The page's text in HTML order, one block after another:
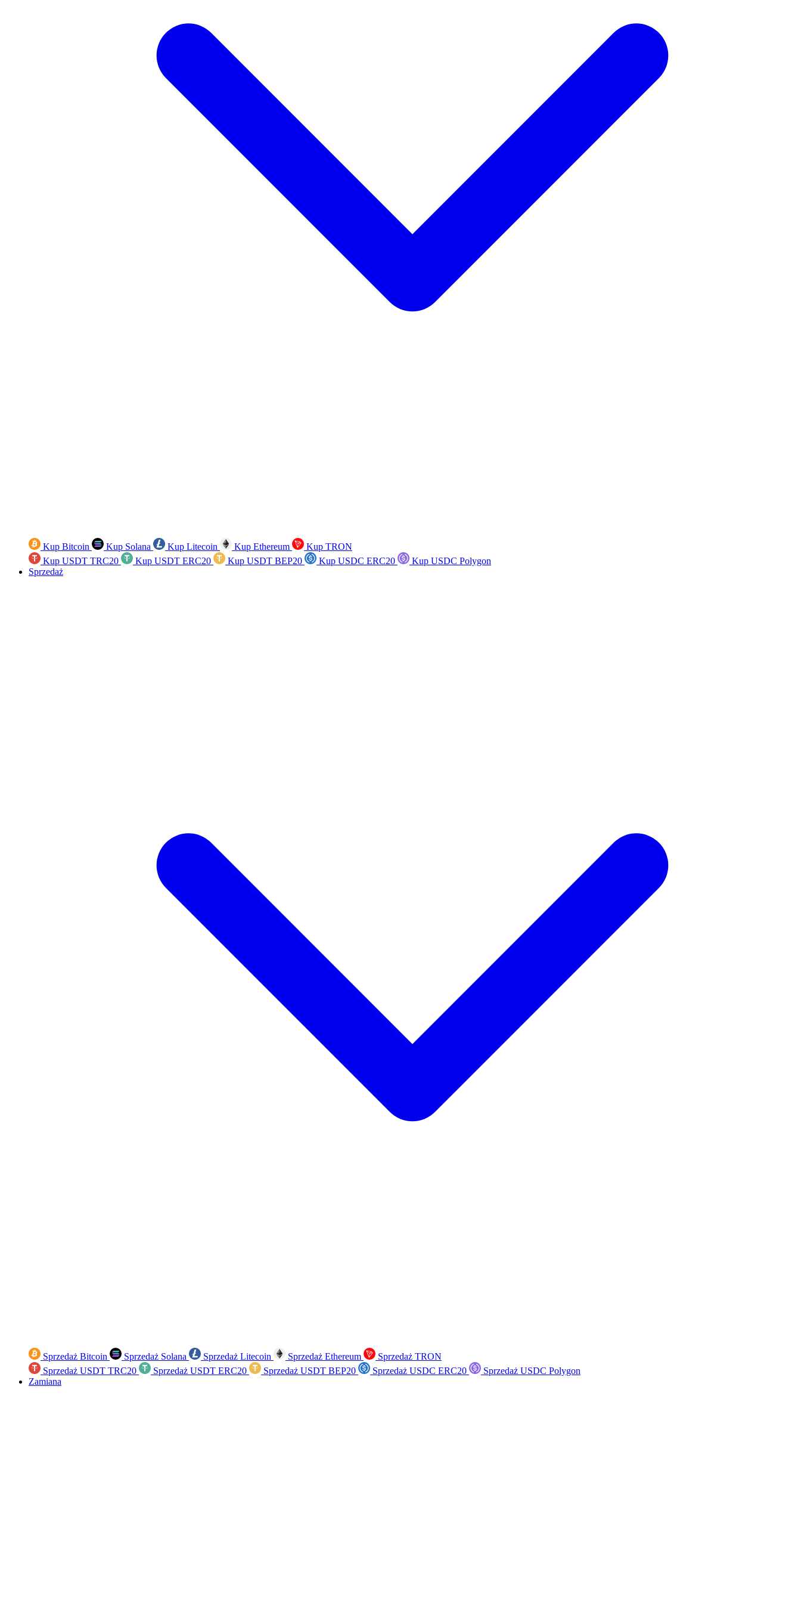
Kup Bitcoin Kup Solana Kup Litecoin Kup Ethereum
Kup TRON
Kup USDT TRC20
Kup USDT ERC20 Kup USDT BEP20 Kup USDC ERC20
Kup USDC Polygon
Sprzedaż
Sprzedaż Bitcoin Sprzedaż Solana Sprzedaż Litecoin Sprzedaż Ethereum
Sprzedaż TRON
Sprzedaż USDT TRC20
Sprzedaż USDT ERC20 Sprzedaż USDT BEP20 Sprzedaż USDC ERC20
Sprzedaż USDC Polygon
Zamiana